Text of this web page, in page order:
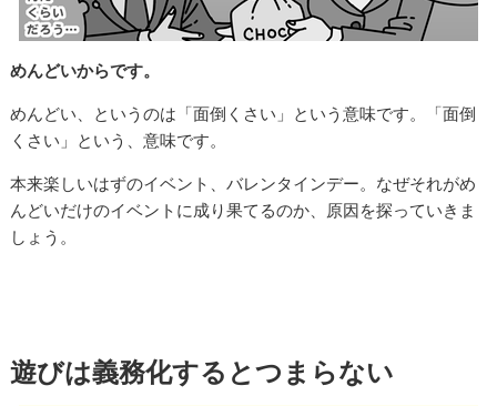
めんどいからです。
めんどい、というのは「面倒くさい」という意味です。「面倒
くさい」という、意味です。
本来楽しいはずのイベント、バレンタインデー。なぜそれがめ
んどいだけのイベントに成り果てるのか、原因を探っていきま
しょう。
遊びは義務化するとつまらない